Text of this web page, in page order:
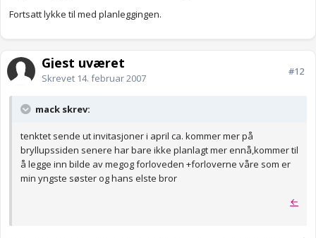
Fortsatt lykke til med planleggingen.
Gjest uværet
Skrevet 14. februar 2007
#12
mack skrev:
tenktet sende ut invitasjoner i april ca. kommer mer på
bryllupssiden senere har bare ikke planlagt mer ennå,kommer til
å legge inn bilde av megog forloveden +forloverne våre som er
min yngste søster og hans elste bror
←